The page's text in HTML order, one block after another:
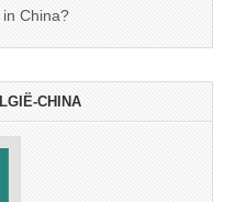
China?
CHINA